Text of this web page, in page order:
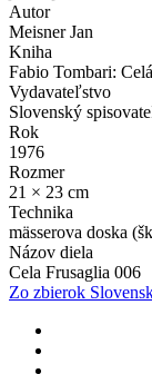
Autor
Meisner Jan
Kniha
Fabio Tombari:
Vydavateľstvo
Slovenský
Rok
1976
Rozmer
21 × 23 cm
Technika
mässerova doska
Názov diela
Cela Frusaglia 006
Zo zbierok